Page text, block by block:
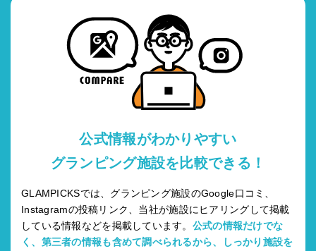
公式情報がわかりやすい
グランピング施設を比較できる！
GLAMPICKSでは、グランピング施設のGoogle口コミ、
Instagramの投稿リンク、当社が施設にヒアリングして掲載
している情報などを掲載しています。 公式の情報だけでな
く、第三者の情報も含めて調べられるから、しっかり施設を